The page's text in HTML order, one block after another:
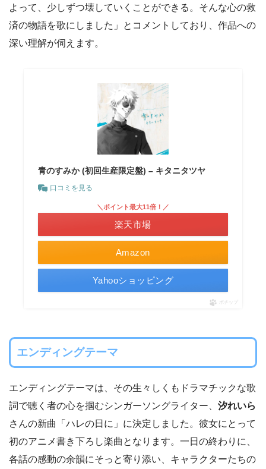
よって、少しずつ壊していくことができる。そんな心の救
済の物語を歌にしました」とコメントしており、作品への
深い理解が伺えます。
青のすみか (初回生産限定盤) – キタニタツヤ
口コミを見る
Amazon
＼ポイント最大11倍！／
楽天市場
Yahooショッピング
ポチップ
エンディングテーマ
エンディングテーマは、その生々しくもドラマチックな歌
詞で聴く者の心を掴むシンガーソングライター、 汐れいら
さんの新曲「ハレの日に」に決定しました。彼女にとって
初のアニメ書き下ろし楽曲となります。一日の終わりに、
各話の感動の余韻にそっと寄り添い、キャラクターたちの